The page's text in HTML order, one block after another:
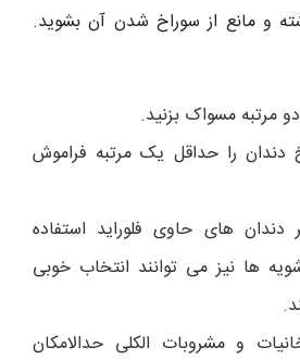
و مانع از سوراخ شدن آن بشوید.
مرتبه مسواک بزنید.
دندان را حداقل یک مرتبه فراموش
دندان های حاوی فلوراید استفاده
ها نیز می توانند انتخاب خوبی
و مشروبات الکلی حدالامکان